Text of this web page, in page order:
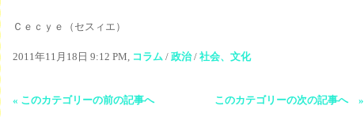
Ｃｅｃｙｅ（セスィエ）
2011年11月18日 9:12 PM, コラム / 政治/ 社会、文化
« このカテゴリーの前の記事へ このカテゴリーの次の記事へ »